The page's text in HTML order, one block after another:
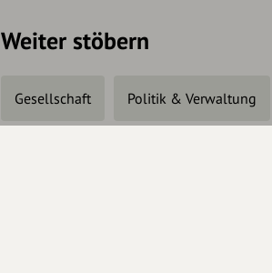
Weiter stöbern
Gesellschaft Politik & Verwaltung